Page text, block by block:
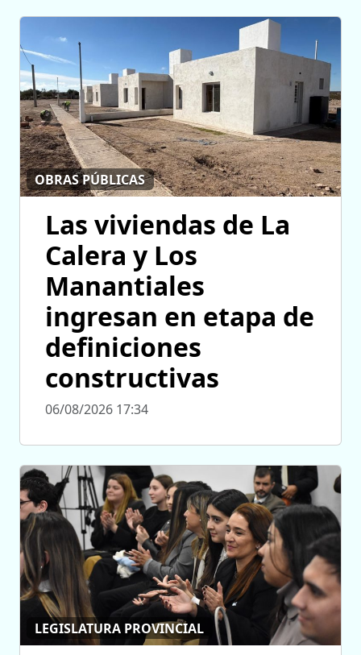
OBRAS PÚBLICAS
Las viviendas de La
Calera y Los
Manantiales
ingresan en etapa de
definiciones
constructivas
06/08/2026 17:34
LEGISLATURA PROVINCIAL